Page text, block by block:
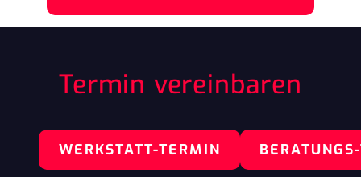
Termin vereinbaren
WERKSTATT-TERMIN